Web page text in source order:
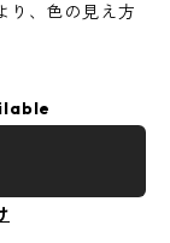
り、色の見え方